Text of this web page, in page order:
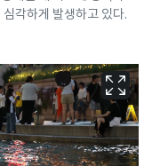
각하게 발생하고 있다.